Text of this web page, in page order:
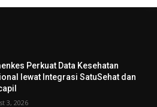
Perkuat Data Kesehatan
lewat Integrasi SatuSehat dan
3, 2026